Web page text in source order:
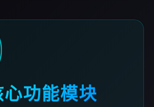
心功能模块